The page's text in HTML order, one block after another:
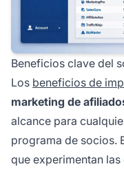
Beneficios clave del
Los beneficios de
marketing de
alcance para
programa de socios.
que experimentan las